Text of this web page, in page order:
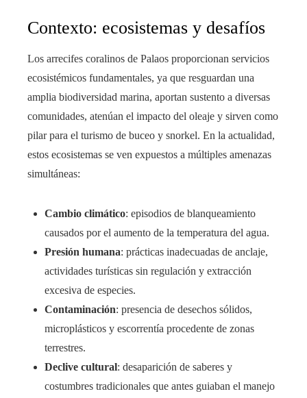
Contexto: ecosistemas y desafíos
Los arrecifes coralinos de Palaos proporcionan servicios
ecosistémicos fundamentales, ya que resguardan una
amplia biodiversidad marina, aportan sustento a diversas
comunidades, atenúan el impacto del oleaje y sirven como
pilar para el turismo de buceo y snorkel. En la actualidad,
estos ecosistemas se ven expuestos a múltiples amenazas
simultáneas:
Cambio climático: episodios de blanqueamiento
causados por el aumento de la temperatura del agua.
Presión humana: prácticas inadecuadas de anclaje,
actividades turísticas sin regulación y extracción
excesiva de especies.
Contaminación: presencia de desechos sólidos,
microplásticos y escorrentía procedente de zonas
terrestres.
Declive cultural: desaparición de saberes y
costumbres tradicionales que antes guiaban el manejo